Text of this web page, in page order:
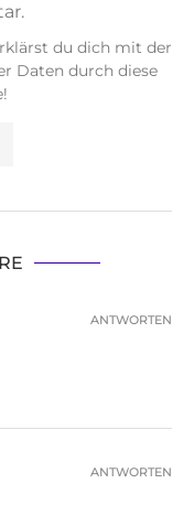
du dich mit der
Daten durch diese
ANTWORTEN
ANTWORTEN